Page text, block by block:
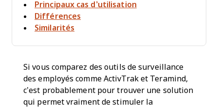
Principaux cas d’utilisation
Différences
Similarités
Si vous comparez des outils de surveillance
des employés comme ActivTrak et Teramind,
c’est probablement pour trouver une solution
qui permet vraiment de stimuler la